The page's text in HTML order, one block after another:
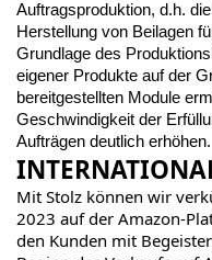
Auftragsproduktion, d.h.
Herstellung von Beilagen
Grundlage des
eigener Produkte auf der
bereitgestellten Module
Geschwindigkeit der
Aufträgen deutlich erhöhen.
Mit Stolz können wir
2023 auf der Amazon-
den Kunden mit